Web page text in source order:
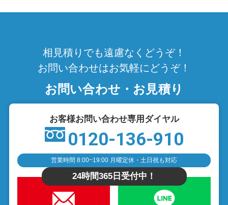
相見積りでも遠慮なくどうぞ！
お問い合わせはお気軽にどうぞ！
お問い合わせ・お見積り
お客様お問い合わせ専用ダイヤル
0120-136-910
営業時間 8:00~19:00 月曜定休・土日祝も対応
24時間365日受付中！